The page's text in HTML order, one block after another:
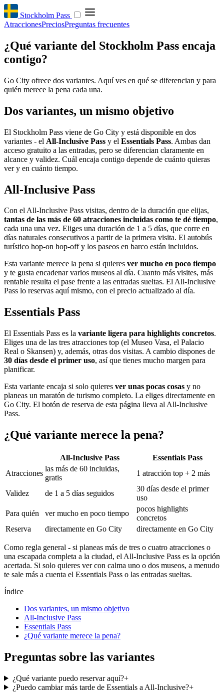
Stockholm Pass
AtraccionesPreciosPreguntas frecuentes
¿Qué variante del Stockholm Pass encaja
contigo?
Go City ofrece dos variantes. Aquí ves en qué se diferencian y para
quién merece la pena cada una.
Dos variantes, un mismo objetivo
El Stockholm Pass viene de Go City y está disponible en dos
variantes - el All-Inclusive Pass y el Essentials Pass. Ambas dan
acceso gratuito a las entradas, pero se diferencian claramente en
alcance y validez. Cuál encaja contigo depende de cuánto quieras
ver y en cuánto tiempo.
All-Inclusive Pass
Con el All-Inclusive Pass visitas, dentro de la duración que elijas,
tantas de las más de 60 atracciones incluidas como te dé tiempo,
cada una una vez. Eliges una duración de 1 a 5 días, que corre en
días naturales consecutivos a partir de la primera visita. El autobús
turístico hop-on hop-off y los paseos en barco están incluidos.
Esta variante merece la pena si quieres ver mucho en poco tiempo
y te gusta encadenar varios museos al día. Cuanto más visites, más
rentable resulta el pase frente a las entradas sueltas. El All-Inclusive
Pass lo reservas aquí mismo, con el precio actualizado al día.
Essentials Pass
El Essentials Pass es la variante ligera para highlights concretos.
Eliges una de las tres atracciones top (el Museo Vasa, el Palacio
Real o Skansen) y, además, otras dos visitas. A cambio dispones de
30 días desde el primer uso, así que tienes mucho margen para
planificar.
Esta variante encaja si solo quieres ver unas pocas cosas y no
planeas un maratón de turismo completo. La eliges directamente en
Go City. El botón de reserva de esta página lleva al All-Inclusive
Pass.
¿Qué variante merece la pena?
All-Inclusive Pass
Essentials Pass
Atracciones
las más de 60 incluidas,
gratis
1 atracción top + 2 más
Validez de 1 a 5 días seguidos
30 días desde el primer
uso
Para quién
ver mucho en poco tiempo
pocos highlights
concretos
Reserva
directamente en Go City directamente en Go City
Como regla general - si planeas más de tres o cuatro atracciones o
una escapada completa a la ciudad, el All-Inclusive Pass es la opción
acertada. Si solo quieres ver con calma uno o dos museos, a menudo
te sale más a cuenta el Essentials Pass o las entradas sueltas.
Índice
Dos variantes, un mismo objetivo
All-Inclusive Pass
Essentials Pass
¿Qué variante merece la pena?
Preguntas sobre las variantes
¿Qué variante puedo reservar aquí?+
¿Puedo cambiar más tarde de Essentials a All-Inclusive?+